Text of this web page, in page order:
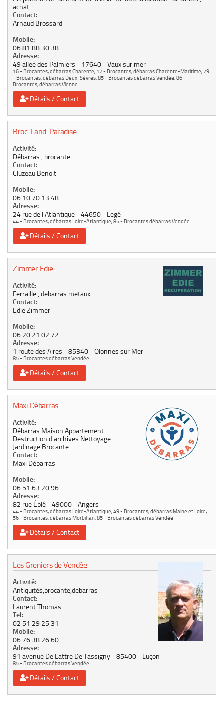
achat
Contact:
Arnaud Brossard
Mobile:
06 81 88 30 38
Adresse:
49 allee des Palmiers 17640 Vaux sur mer
16 - Brocantes, débarras Charente, 17 - Brocantes, débarras Charente-Maritime,79
- Brocantes, débarras Deux-Sèvres,85 - Brocantes débarras Vendée,86 -
Brocantes, débarras Vienne
Détails / Contact
Broc-Land-Paradise
Activité:
Débarras , brocante
Contact:
Cluzeau Benoit
Mobile:
06 10 70 13 48
Adresse:
24 rue de l'Atlantique 44650 Legé
44 - Brocantes, débarras Loire-Atlantique,85 - Brocantes débarras Vendée
Détails / Contact
Zimmer Edie
Activité:
Ferraille , debarras metaux
Contact:
Edie Zimmer
Mobile:
06 20 21 02 72
Adresse:
1 route des Aires 85340 Olonnes sur Mer
85 - Brocantes débarras Vendée
Détails / Contact
Maxi Débarras
Activité:
Débarras Maison Appartement
Destruction d'archives Nettoyage
Jardinage Brocante
Contact:
Maxi Débarras
Mobile:
06 51 63 20 96
Adresse:
82 rue Éblé 49000 Angers
44 - Brocantes, débarras Loire-Atlantique,49 - Brocantes, débarras Maine et Loire,
56 - Brocantes, débarras Morbihan,85 - Brocantes débarras Vendée
Détails / Contact
Les Greniers de Vendée
Activité:
Antiquités,brocante,debarras
Contact:
Laurent Thomas
Tel:
02 51 29 25 31
Mobile:
06.76.38.26.60
Adresse:
91 avenue De Lattre De Tassigny 85400 Luçon
85 - Brocantes débarras Vendée
Détails / Contact